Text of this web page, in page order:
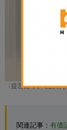
〈提言について説明
関連記事： 有価